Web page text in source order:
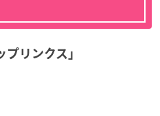
プリンクス」